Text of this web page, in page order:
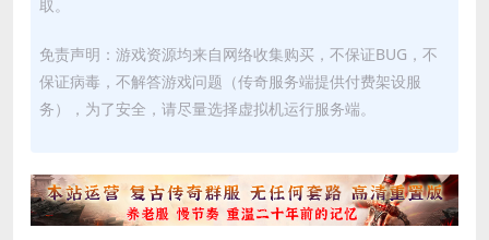
取。
免责声明：游戏资源均来自网络收集购买，不保证BUG，不
保证病毒，不解答游戏问题（传奇服务端提供付费架设服
务），为了安全，请尽量选择虚拟机运行服务端。